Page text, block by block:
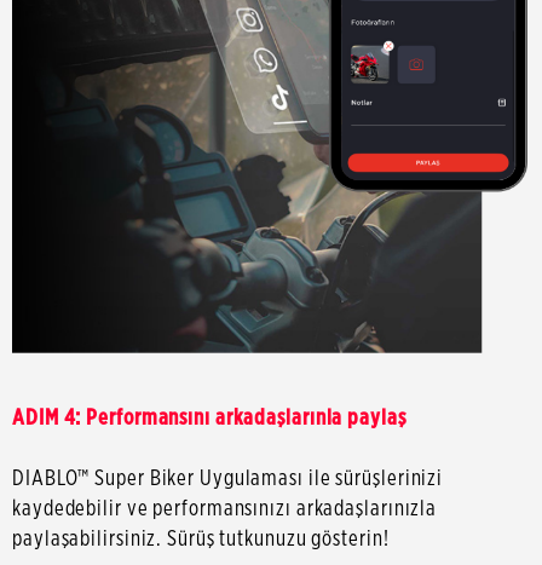
ADIM 4: Performansını arkadaşlarınla paylaş
DIABLO™ Super Biker Uygulaması ile sürüşlerinizi
kaydedebilir ve performansınızı arkadaşlarınızla
paylaşabilirsiniz. Sürüş tutkunuzu gösterin!